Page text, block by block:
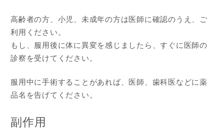
高齢者の方、小児、未成年の方は医師に確認のうえ、ご
利用ください。
もし、服用後に体に異変を感じましたら、すぐに医師の
診察を受けてください。
服用中に手術することがあれば、医師、歯科医などに薬
品名を告げてください。
副作用